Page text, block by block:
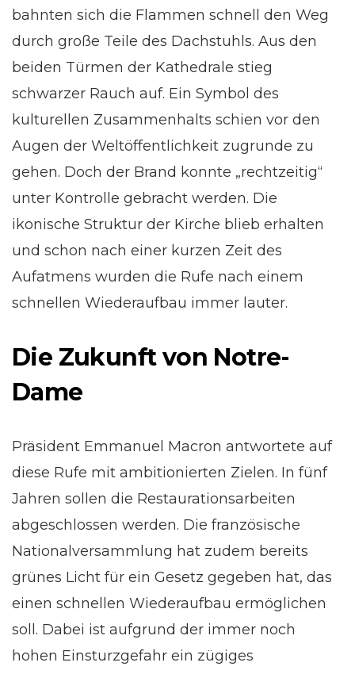
bahnten sich die Flammen schnell den Weg
durch große Teile des Dachstuhls. Aus den
beiden Türmen der Kathedrale stieg
schwarzer Rauch auf. Ein Symbol des
kulturellen Zusammenhalts schien vor den
Augen der Weltöffentlichkeit zugrunde zu
gehen. Doch der Brand konnte „rechtzeitig“
unter Kontrolle gebracht werden. Die
ikonische Struktur der Kirche blieb erhalten
und schon nach einer kurzen Zeit des
Aufatmens wurden die Rufe nach einem
schnellen Wiederaufbau immer lauter.
Die Zukunft von Notre-
Dame
Präsident Emmanuel Macron antwortete auf
diese Rufe mit ambitionierten Zielen. In fünf
Jahren sollen die Restaurationsarbeiten
abgeschlossen werden. Die französische
Nationalversammlung hat zudem bereits
grünes Licht für ein Gesetz gegeben hat, das
einen schnellen Wiederaufbau ermöglichen
soll. Dabei ist aufgrund der immer noch
hohen Einsturzgefahr ein zügiges